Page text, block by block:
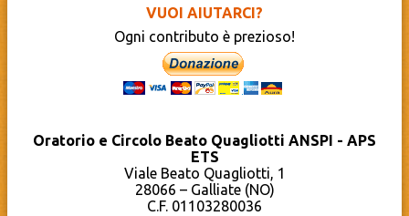
Sport
BibbiaEdu – La Sacra Bibbia
Cathopedia – L’Enciclopedia Cattolica
Centro Missionario Diocesano – Novara
Liturgia del giorno – Chiesa Cattolica
Pro Loco Galliate
YouTube – Oratorio Beato Quagliotti
VUOI AIUTARCI?
Ogni contributo è prezioso!
Oratorio e Circolo Beato Quagliotti ANSPI - APS
ETS
Viale Beato Quagliotti, 1
28066 – Galliate (NO)
C.F. 01103280036